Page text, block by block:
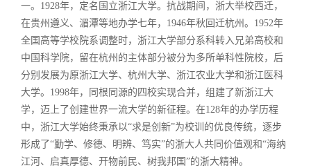
一。1928年，定名国立浙江大学。抗战期间，浙大举校西迁，
在贵州遵义、湄潭等地办学七年，1946年秋回迁杭州。1952年
全国高等学校院系调整时，浙江大学部分系科转入兄弟高校和
中国科学院，留在杭州的主体部分被分为多所单科性院校，后
分别发展为原浙江大学、杭州大学、浙江农业大学和浙江医科
大学。1998年，同根同源的四校实现合并，组建了新浙江大
学，迈上了创建世界一流大学的新征程。在128年的办学历程
中，浙江大学始终秉承以“求是创新”为校训的优良传统，逐步
形成了“勤学、修德、明辨、笃实”的浙大人共同价值观和“海纳
江河、启真厚德、开物前民、树我邦国”的浙大精神。